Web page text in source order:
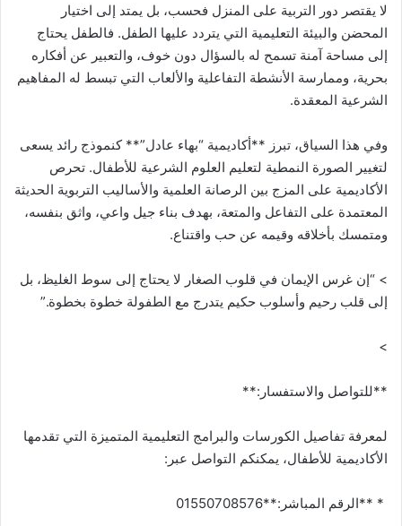
لا يقتصر دور التربية على المنزل فحسب، بل يمتد إلى اختيار
المحضن والبيئة التعليمية التي يتردد عليها الطفل. فالطفل يحتاج
إلى مساحة آمنة تسمح له بالسؤال دون خوف، والتعبير عن أفكاره
بحرية، وممارسة الأنشطة التفاعلية والألعاب التي تبسط له المفاهيم
الشرعية المعقدة.
وفي هذا السياق، تبرز **أكاديمية “بهاء عادل”** كنموذج رائد يسعى
لتغيير الصورة النمطية لتعليم العلوم الشرعية للأطفال. تحرص
الأكاديمية على المزج بين الرصانة العلمية والأساليب التربوية الحديثة
المعتمدة على التفاعل والمتعة، بهدف بناء جيل واعي، واثق بنفسه،
ومتمسك بأخلاقه وقيمه عن حب واقتناع.
> “إن غرس الإيمان في قلوب الصغار لا يحتاج إلى سوط الغليظ، بل
إلى قلب رحيم وأسلوب حكيم يتدرج مع الطفولة خطوة بخطوة.”
>
**للتواصل والاستفسار:**
لمعرفة تفاصيل الكورسات والبرامج التعليمية المتميزة التي تقدمها
الأكاديمية للأطفال، يمكنكم التواصل عبر:
* **الرقم المباشر:**01550708576